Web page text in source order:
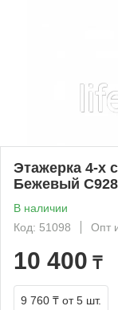
Этажерка 4-х
Бежевый
В наличии
Код: 51098
Опт
10 400 ₸
9 760 ₸ от 5 шт.